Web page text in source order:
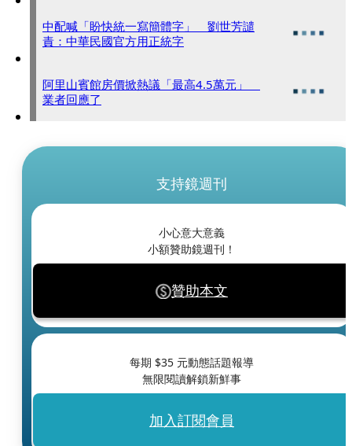
中配喊「盼快統一寫簡體字」 劉世芳譴
責：中華民國官方用正統字
阿里山賓館房價掀熱議「最高4.5萬元」
業者回應了
支持鏡週刊
小心意大意義
小額贊助鏡週刊！
贊助本文
每期 $35 元動態話題報導
無限閱讀解鎖新鮮事
加入訂閱會員